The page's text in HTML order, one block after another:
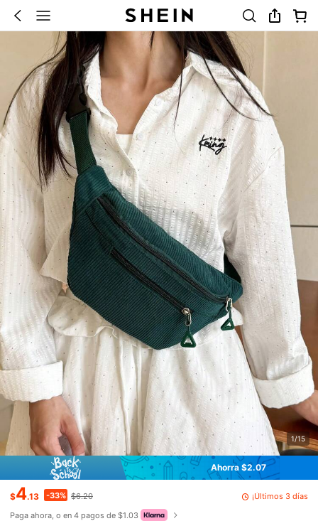
1/15
Ahorra $2.07
$4.13 -33% $6.20
¡Últimos 3 días
Paga ahora, o en 4 pagos de $1.03